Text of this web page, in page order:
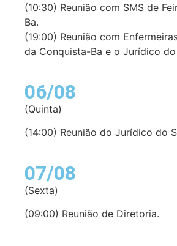
(10:30) Reunião com SMS de
Ba.
(19:00) Reunião com
da Conquista-Ba e o Jurídico do
06/08
(Quinta)
(14:00) Reunião do Jurídico do
07/08
(Sexta)
(09:00) Reunião de Diretoria.